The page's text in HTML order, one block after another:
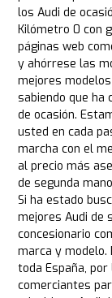
los Audi de
Kilómetro 0 con
páginas web
y ahórrese las
mejores
sabiendo que ha
de ocasión.
usted en cada
marcha con el
al precio más
de segunda
Si ha estado
mejores Audi de
concesionario
marca y modelo.
toda España,
comerciantes